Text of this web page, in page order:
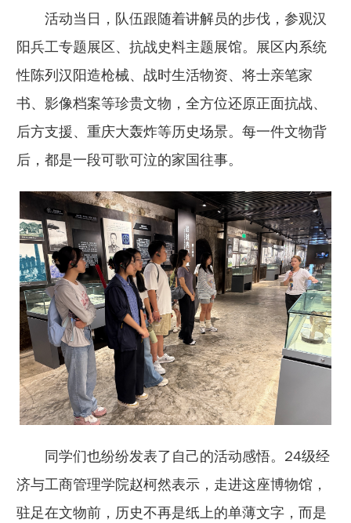
活动当日，队伍跟随着讲解员的步伐，参观汉
阳兵工专题展区、抗战史料主题展馆。展区内系统
性陈列汉阳造枪械、战时生活物资、将士亲笔家
书、影像档案等珍贵文物，全方位还原正面抗战、
后方支援、重庆大轰炸等历史场景。每一件文物背
后，都是一段可歌可泣的家国往事。
同学们也纷纷发表了自己的活动感悟。24级经
济与工商管理学院赵柯然表示，走进这座博物馆，
驻足在文物前，历史不再是纸上的单薄文字，而是